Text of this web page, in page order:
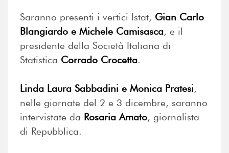
Saranno presenti i vertici Istat, Gian Carlo
Blangiardo e Michele Camisasca, e il
presidente della Società Italiana di
Statistica Corrado Crocetta.
Linda Laura Sabbadini e Monica Pratesi,
nelle giornate del 2 e 3 dicembre, saranno
intervistate da Rosaria Amato, giornalista
di Repubblica.